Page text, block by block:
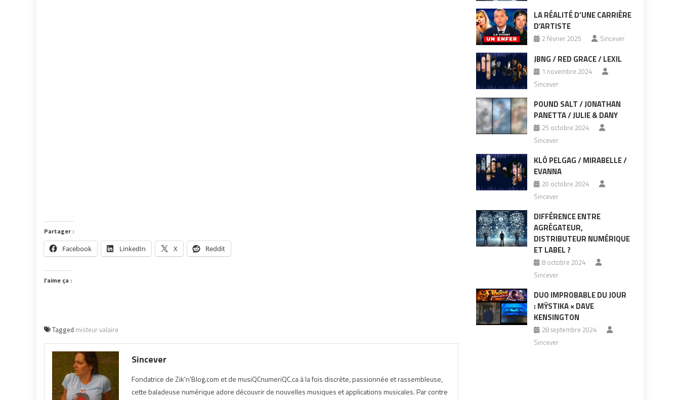
Partager :
Facebook LinkedIn X Reddit
J’aime ça :
Tagged misteur valaire
Sincever
Fondatrice de Zik'n'Blog.com et de musiQCnumeriQC.ca à la fois discrète, passionnée et rassembleuse,
cette baladeuse numérique adore découvrir de nouvelles musiques et applications musicales. Par contre
LA RÉALITÉ D’UNE CARRIÈRE
D’ARTISTE
2 février 2025 Sincever
JBNG / RED GRACE / LEXIL
1 novembre 2024
Sincever
POUND SALT / JONATHAN
PANETTA / JULIE & DANY
25 octobre 2024
Sincever
KLÔ PELGAG / MIRABELLE /
EVANNA
20 octobre 2024
Sincever
DIFFÉRENCE ENTRE
AGRÉGATEUR,
DISTRIBUTEUR NUMÉRIQUE
ET LABEL ?
8 octobre 2024
Sincever
DUO IMPROBABLE DU JOUR
: MŸSTIKA × DAVE
KENSINGTON
28 septembre 2024
Sincever